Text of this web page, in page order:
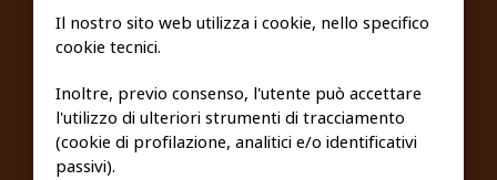
PRIVACY E COOKIE POLICY
Il nostro sito web utilizza i cookie, nello specifico
cookie tecnici.
Inoltre, previo consenso, l'utente può accettare
l'utilizzo di ulteriori strumenti di tracciamento
(cookie di profilazione, analitici e/o identificativi
passivi).